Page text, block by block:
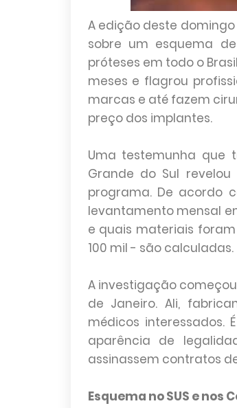
A edição deste
sobre um esquema
próteses em todo o
meses e flagrou
marcas e até fazem
preço dos implantes.
Uma testemunha que
Grande do Sul
programa. De acordo
levantamento mensal
e quais materiais foram
100 mil - são calculadas.
A investigação
de Janeiro. Ali,
médicos interessados.
aparência de
assinassem contratos
Esquema no SUS e nos